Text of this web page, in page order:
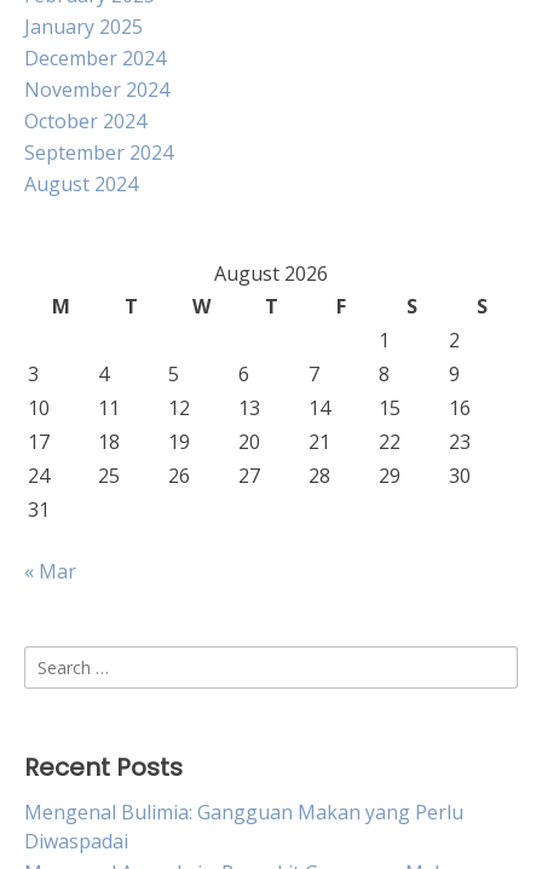
January 2025
December 2024
November 2024
October 2024
September 2024
August 2024
August 2026
M
T W T F S
S
1
2
3
4 5 6 7 8
9
10
11 12 13 14 15
16
17
18 19 20 21 22
23
24
25 26 27 28 29
30
31
« Mar
Search
for:
Recent Posts
Mengenal Bulimia: Gangguan Makan yang Perlu
Diwaspadai